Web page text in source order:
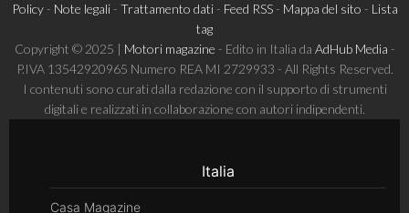
Policy- Note legali- Trattamento dati- Feed RSS- Mappa del sito - Lista
tag
Copyright © 2025 | Motori magazine - Edito in Italia da AdHub Media -
P.IVA 13542920965 Numero REA MI 2729933 - All Rights Reserved.
I contenuti sono curati dalla redazione con il supporto di strumenti
digitali e realizzati in collaborazione con autori indipendenti.
Italia
Casa Magazine